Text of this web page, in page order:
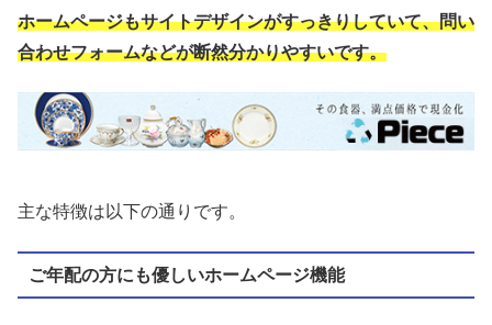
ホームページもサイトデザインがすっきりしていて、問い
合わせフォームなどが断然分かりやすいです。
主な特徴は以下の通りです。
ご年配の方にも優しいホームページ機能